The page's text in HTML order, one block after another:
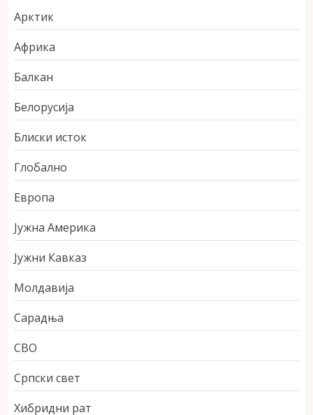
Арктик
Африка
Балкан
Белорусија
Блиски исток
Глобално
Европа
Јужна Америка
Јужни Кавказ
Молдавија
Сарадња
СВО
Српски свет
Хибридни рат